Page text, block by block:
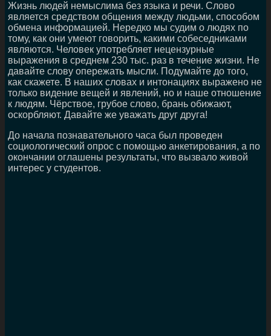
Жизнь людей немыслима без языка и речи. Слово
является средством общения между людьми, способом
обмена информацией. Нередко мы судим о людях по
тому, как они умеют говорить, какими собеседниками
являются. Человек употребляет нецензурные
выражения в среднем 230 тыс. раз в течение жизни. Не
давайте слову опережать мысли. Подумайте до того,
как скажете. В наших словах и интонациях выражено не
только видение вещей и явлений, но и наше отношение
к людям. Чёрствое, грубое слово, брань обижают,
оскорбляют. Давайте же уважать друг друга!
До начала познавательного часа был проведен
социологический опрос с помощью анкетирования, а по
окончании оглашены результаты, что вызвало живой
интерес у студентов.